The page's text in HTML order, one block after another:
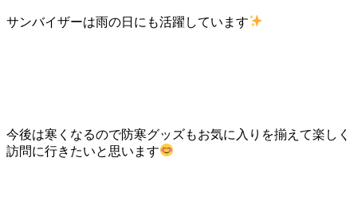
サンバイザーは雨の日にも活躍しています
今後は寒くなるので防寒グッズもお気に入りを揃えて楽しく
訪問に行きたいと思います